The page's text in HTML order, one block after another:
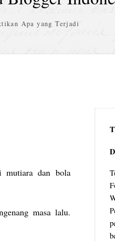
Apa yang Terjadi
mutiara dan bola
masa lalu.